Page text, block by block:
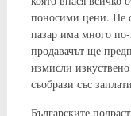
поносими цени. Не
пазар има много
продавачът ще
измисли
съобрази със
Българските